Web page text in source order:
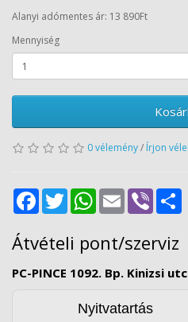
Alanyi adómentes ár: 13 890Ft
Mennyiség
0 vélemény/ Írjon
FacebookTwitter WhatsApp
Email Viber
Átvételi pont/szerviz
PC-PINCE 1092. Bp. Kinizsi
Nyitvatartás